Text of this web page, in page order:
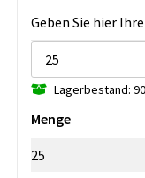
Lebensmittel
Themenpakete
Geben Sie hier
Lagerbestand:
Menge
25